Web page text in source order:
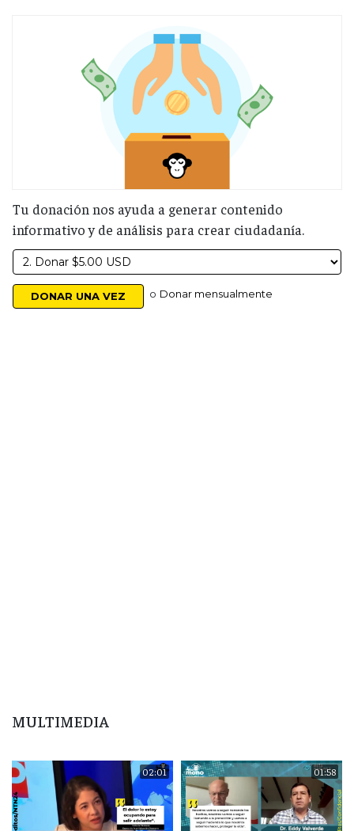
Tu donación nos ayuda a generar contenido
informativo y de análisis para crear ciudadanía.
o Donar mensualmente
MULTIMEDIA
02:01 01:58